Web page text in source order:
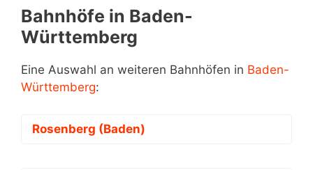
Bahnhöfe in Baden-
Württemberg
Eine Auswahl an weiteren Bahnhöfen in Baden-
Württemberg:
Rosenberg (Baden)